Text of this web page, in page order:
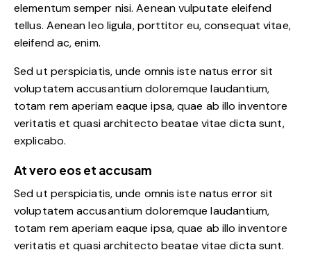
elementum semper nisi. Aenean vulputate eleifend
tellus. Aenean leo ligula, porttitor eu, consequat vitae,
eleifend ac, enim.
Sed ut perspiciatis, unde omnis iste natus error sit
voluptatem accusantium doloremque laudantium,
totam rem aperiam eaque ipsa, quae ab illo inventore
veritatis et quasi architecto beatae vitae dicta sunt,
explicabo.
At vero eos et accusam
Sed ut perspiciatis, unde omnis iste natus error sit
voluptatem accusantium doloremque laudantium,
totam rem aperiam eaque ipsa, quae ab illo inventore
veritatis et quasi architecto beatae vitae dicta sunt.